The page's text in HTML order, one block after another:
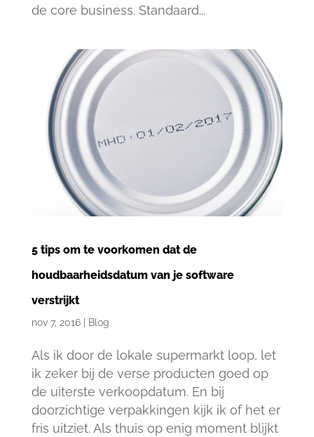
de core business. Standaard...
5 tips om te voorkomen dat de
houdbaarheidsdatum van je software
verstrijkt
nov 7, 2016| Blog
Als ik door de lokale supermarkt loop, let
ik zeker bij de verse producten goed op
de uiterste verkoopdatum. En bij
doorzichtige verpakkingen kijk ik of het er
fris uitziet. Als thuis op enig moment blijkt